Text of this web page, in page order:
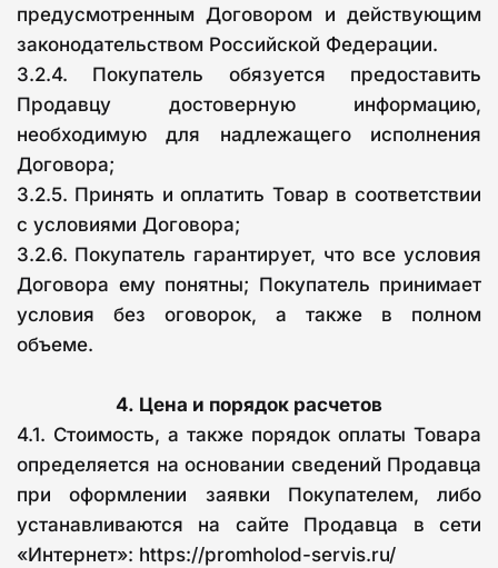
предусмотренным Договором и действующим
законодательством Российской Федерации.
3.2.4. Покупатель обязуется предоставить
Продавцу достоверную информацию,
необходимую для надлежащего исполнения
Договора;
3.2.5. Принять и оплатить Товар в соответствии
с условиями Договора;
3.2.6. Покупатель гарантирует, что все условия
Договора ему понятны; Покупатель принимает
условия без оговорок, а также в полном
объеме.
4. Цена и порядок расчетов
4.1. Стоимость, а также порядок оплаты Товара
определяется на основании сведений Продавца
при оформлении заявки Покупателем, либо
устанавливаются на сайте Продавца в сети
«Интернет»: https://promholod-servis.ru/